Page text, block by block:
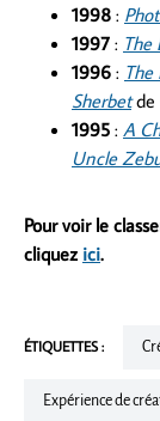
1998 :
1997 : The
1996 :
Sherbet de
1995 : A
Uncle
Pour voir le
cliquez ici.
ÉTIQUETTES :
Expérience de